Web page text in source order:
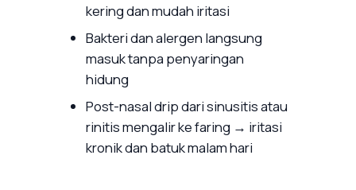
kering dan mudah iritasi
Bakteri dan alergen langsung
masuk tanpa penyaringan
hidung
Post-nasal drip dari sinusitis atau
rinitis mengalir ke faring → iritasi
kronik dan batuk malam hari